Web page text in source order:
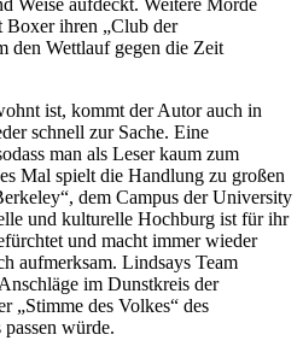
Weise aufdeckt. Weitere Morde
Boxer ihren „Club der
den Wettlauf gegen die Zeit
ist, kommt der Autor auch in
schnell zur Sache. Eine
man als Leser kaum zum
Mal spielt die Handlung zu großen
dem Campus der University
und kulturelle Hochburg ist für ihr
und macht immer wieder
aufmerksam. Lindsays Team
im Dunstkreis der
„Stimme des Volkes“ des
würde.